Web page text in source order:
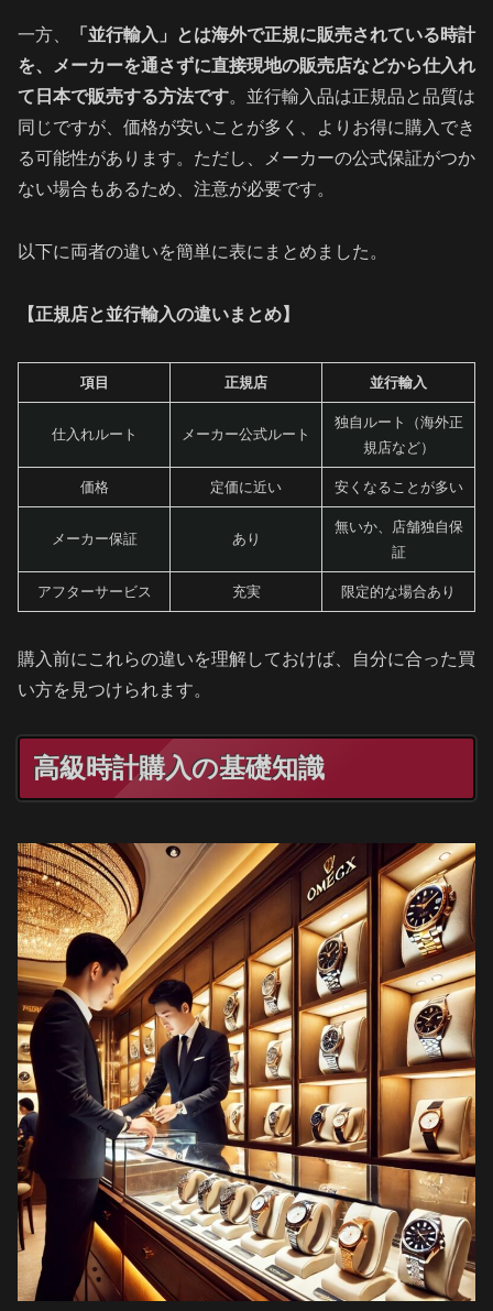
一方、
「並行輸入」とは海外で正規に販売されている時計
を、メーカーを通さずに直接現地の販売店などから仕入れ
て日本で販売する方法です。並行輸入品は正規品と品質は
同じですが、価格が安いことが多く、よりお得に購入でき
る可能性があります。ただし、メーカーの公式保証がつか
ない場合もあるため、注意が必要です。
以下に両者の違いを簡単に表にまとめました。
【正規店と並行輸入の違いまとめ】
項目 正規店 並行輸入
仕入れルート メーカー公式ルート
独自ルート（海外正
規店など）
価格 定価に近い 安くなることが多い
メーカー保証 あり
無いか、店舗独自保
証
アフターサービス 充実 限定的な場合あり
購入前にこれらの違いを理解しておけば、自分に合った買
い方を見つけられます。
高級時計購入の基礎知識